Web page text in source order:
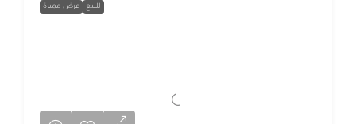
للبيع عرض مميزة